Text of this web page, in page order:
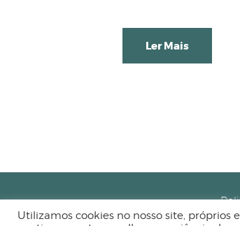
Ler Mais
Utilizamos cookies no nosso site,